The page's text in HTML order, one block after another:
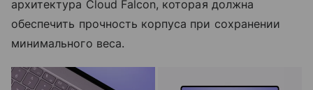
архитектура Cloud Falcon, которая должна
обеспечить прочность корпуса при сохранении
минимального веса.